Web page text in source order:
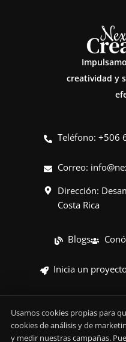
creatividad y
Teléfono: +506
Correo:
Dirección:
Costa Rica
Blogs
Inicia un
Política de cookies
Usamos cookies propias para
cookies de análisis y de
y medir nuestras campañas.